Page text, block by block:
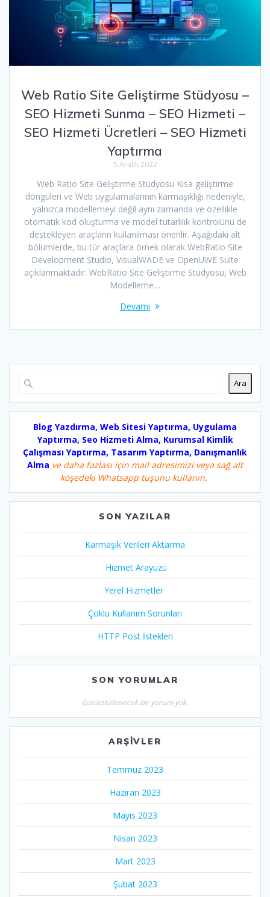
Web Ratio Site Geliştirme Stüdyosu –
SEO Hizmeti Sunma – SEO Hizmeti –
SEO Hizmeti Ücretleri – SEO Hizmeti
Yaptırma
5 Aralık 2022
Web Ratio Site Geliştirme Stüdyosu Kısa geliştirme
döngüleri ve Web uygulamalarının karmaşıklığı nedeniyle,
yalnızca modellemeyi değil aynı zamanda ve özellikle
otomatik kod oluşturma ve model tutarlılık kontrolünü de
destekleyen araçların kullanılması önerilir. Aşağıdaki alt
bölümlerde, bu tür araçlara örnek olarak WebRatio Site
Development Studio, VisualWADE ve OpenUWE Suite
açıklanmaktadır. WebRatio Site Geliştirme Stüdyosu, Web
Modelleme…
Devamı
Ara
Blog Yazdırma, Web Sitesi Yaptırma, Uygulama
Yaptırma, Seo Hizmeti Alma, Kurumsal Kimlik
Çalışması Yaptırma, Tasarım Yaptırma, Danışmanlık
Alma ve daha fazlası için mail adresimizi veya sağ alt
köşedeki Whatsapp tuşunu kullanın.
SON YAZILAR
Karmaşık Verileri Aktarma
Hizmet Arayüzü
Yerel Hizmetler
Çoklu Kullanım Sorunları
HTTP Post İstekleri
SON YORUMLAR
Görüntülenecek bir yorum yok.
ARŞIVLER
Temmuz 2023
Haziran 2023
Mayıs 2023
Nisan 2023
Mart 2023
Şubat 2023